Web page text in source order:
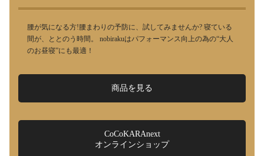
腰が気になる方!腰まわりの予防に、試してみませんか? 寝ている
間が、ととのう時間。 nobirakuはパフォーマンス向上の為の“大人
のお昼寝”にも最適！
商品を見る
CoCoKARAnext
オンラインショップ